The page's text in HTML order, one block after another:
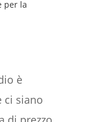
per la
è
ci siano